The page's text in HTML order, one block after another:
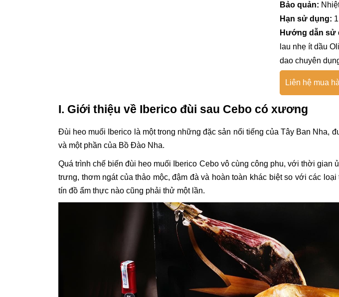
Bảo quản:
Hạn sử dụng:
Hướng dẫn sử
lau nhẹ ít dầu
dao chuyên
Liên hệ mua
I. Giới thiệu về Iberico đùi sau Cebo có xương
Đùi heo muối Iberico là một trong những đặc sản nổi tiếng của Tây Ban Nha,
và một phần của Bồ Đào Nha.
Quá trình chế biến đùi heo muối Iberico Cebo vô cùng công phu, với thời
trưng, thơm ngát của thảo mộc, đậm đà và hoàn toàn khác biệt so với các
tín đồ ẩm thực nào cũng phải thử một lần.